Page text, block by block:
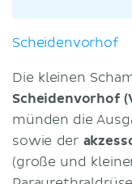
Scheidenvorhof
Die kleinen
Scheidenvorhof
münden die
sowie der
(große und